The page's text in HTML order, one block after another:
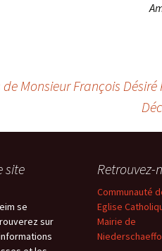
de Monsieur François Désiré
site
se
sur
Retrouvez-
Communauté
Eglise
Mairie de